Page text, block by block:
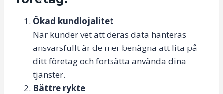
Ökad kundlojalitet
När kunder vet att deras data hanteras
ansvarsfullt är de mer benägna att lita på
ditt företag och fortsätta använda dina
tjänster.
Bättre rykte